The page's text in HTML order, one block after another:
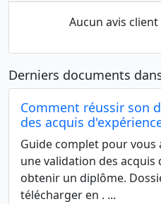
Aucun avis
Derniers documents
Comment réussir son
des acquis
Guide complet pour
une validation des
obtenir un diplôme.
télécharger en . ...